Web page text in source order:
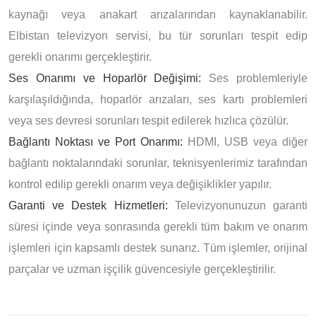
kaynağı veya anakart arızalarından kaynaklanabilir.
Elbistan televizyon servisi, bu tür sorunları tespit edip
gerekli onarımı gerçekleştirir.
Ses Onarımı ve Hoparlör Değişimi: Ses problemleriyle
karşılaşıldığında, hoparlör arızaları, ses kartı problemleri
veya ses devresi sorunları tespit edilerek hızlıca çözülür.
Bağlantı Noktası ve Port Onarımı: HDMI, USB veya diğer
bağlantı noktalarındaki sorunlar, teknisyenlerimiz tarafından
kontrol edilip gerekli onarım veya değişiklikler yapılır.
Garanti ve Destek Hizmetleri: Televizyonunuzun garanti
süresi içinde veya sonrasında gerekli tüm bakım ve onarım
işlemleri için kapsamlı destek sunarız. Tüm işlemler, orijinal
parçalar ve uzman işçilik güvencesiyle gerçekleştirilir.